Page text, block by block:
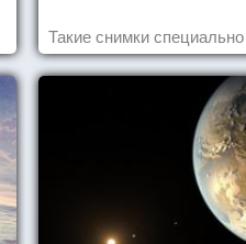
Такие снимки